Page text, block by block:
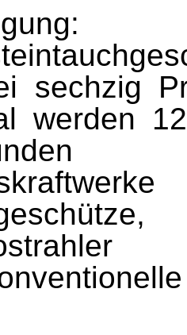
sechzig
werden